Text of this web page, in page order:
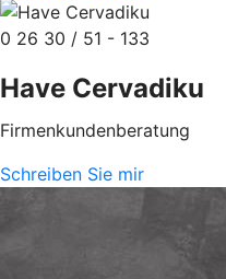
0 26 30 / 51 - 133
Have Cervadiku
Firmenkundenberatung
Schreiben Sie mir